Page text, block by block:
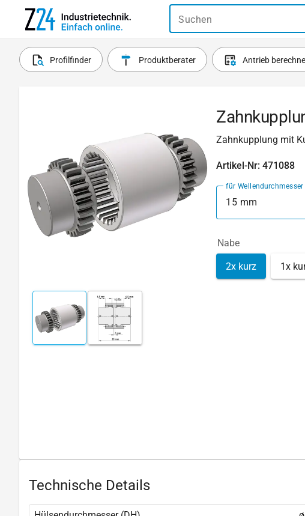
Suchen
Profilfinder Produktberater Antrieb
Zahnkupplung mit
Artikel-Nr: 471088
für Wellendurchmesser
15 mm
Nabe
2x kurz 1x
Technische Details